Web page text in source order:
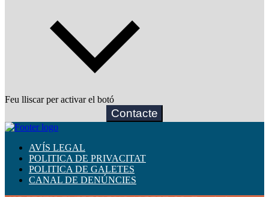
Feu lliscar per activar el botó
Contacte
AVÍS LEGAL
POLITICA DE PRIVACITAT
POLITICA DE GALETES
CANAL DE DENÚNCIES